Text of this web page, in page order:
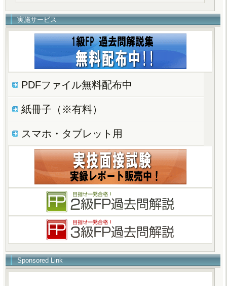
実施サービス
PDFファイル無料配布中
紙冊子（※有料）
スマホ・タブレット用
Sponsored Link